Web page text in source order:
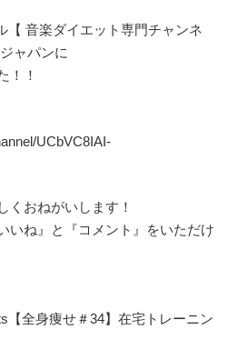
【 音楽ダイエット専門チャンネ
ャパンに
！！
UCbVC8IAI-
くおねがいします！
いね』と『コメント』をいただけ
【全身痩せ＃34】在宅トレーニン